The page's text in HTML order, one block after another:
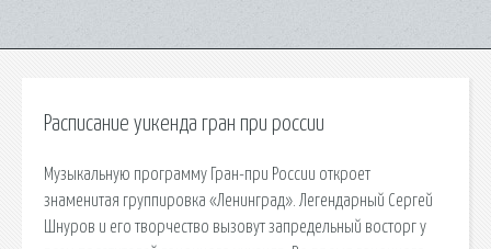
Расписание уикенда гран при россии
Музыкальную программу Гран-при России откроет
знаменитая группировка «Ленинград». Легендарный Сергей
Шнуров и его творчество вызовут запредельный восторг у